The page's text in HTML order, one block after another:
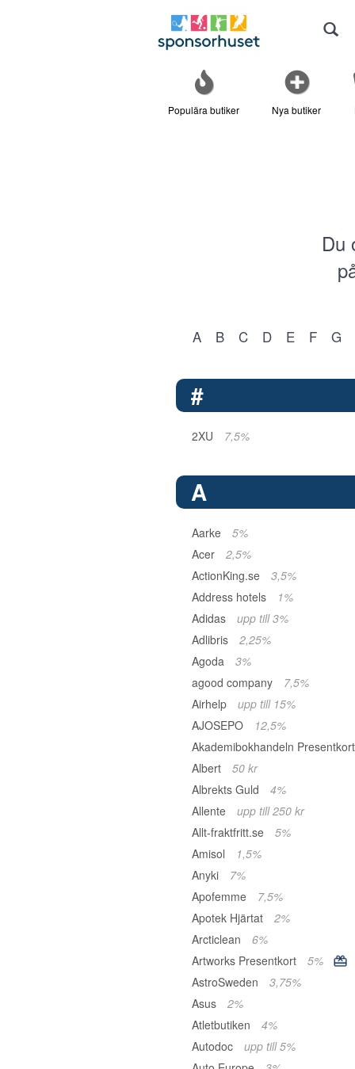
Populära butiker Nya butiker
Du
A B C D E F G
#
2XU 7,5%
A
Aarke
5%
Acer
2,5%
ActionKing.se
3,5%
Address hotels
1%
Adidas
upp till 3%
Adlibris
2,25%
Agoda
3%
agood company
7,5%
Airhelp
upp till 15%
AJOSEPO
12,5%
Akademibokhandeln
Albert
50 kr
Albrekts Guld
4%
Allente
upp till 250 kr
Allt-fraktfritt.se
5%
Amisol
1,5%
Anyki
7%
Apofemme
7,5%
Apotek Hjärtat
2%
Arcticlean
6%
Artworks Presentkort
5%
AstroSweden
3,75%
Asus
2%
Atletbutiken
4%
Autodoc
upp till 5%